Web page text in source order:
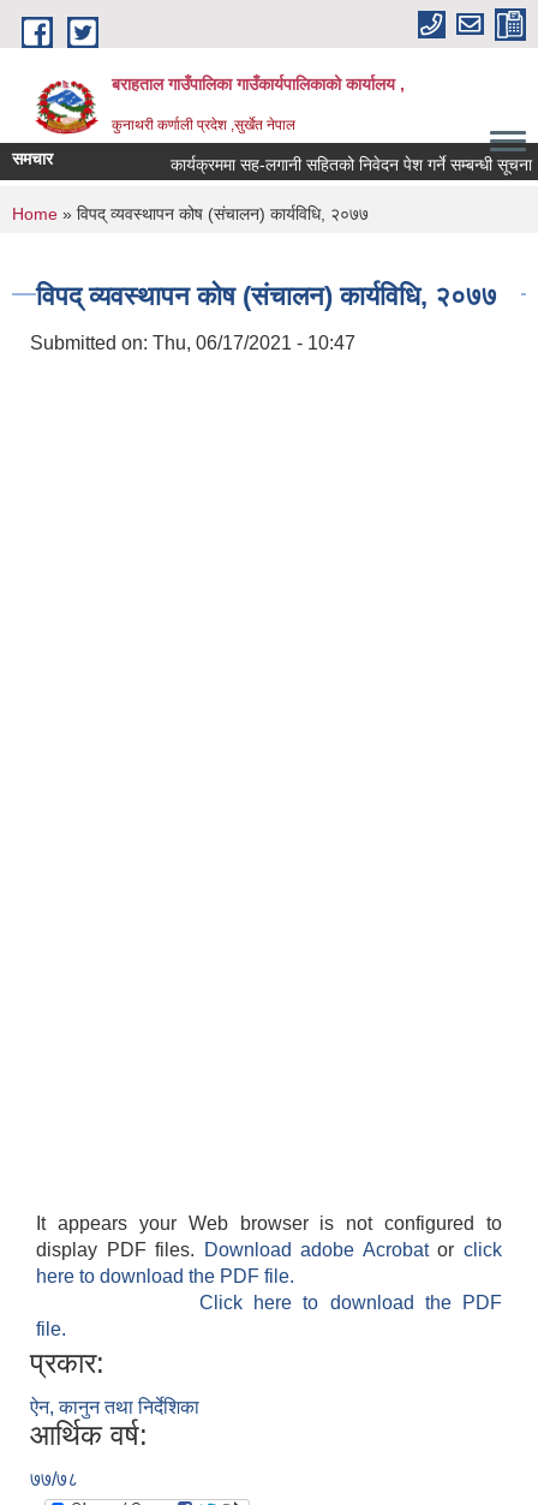
Skip to main content
बराहताल गाउँपालिका गाउँकार्यपालिकाको कार्यालय ,
कुनाथरी कर्णाली प्रदेश ,सुर्खेत नेपाल
समचार कार्यक्रममा सह-लगानी सहितको निवेदन पेश गर्ने सम्बन्धी सूचना
You are here
Home » विपद् व्यवस्थापन कोष (संचालन) कार्यविधि, २०७७
विपद् व्यवस्थापन कोष (संचालन) कार्यविधि, २०७७
Submitted on: Thu, 06/17/2021 - 10:47
It appears your Web browser is not configured to
display PDF files.
Download adobe Acrobatorclick
here to download the PDF file.
Click here to download the PDF
file.
प्रकार:
ऐन, कानुन तथा निर्देशिका
आर्थिक वर्ष:
७७/७८